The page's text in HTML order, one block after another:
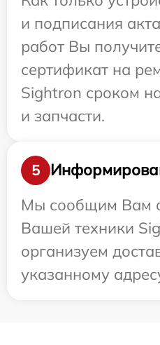
и подписания
работ Вы
сертификат на
Sightron сроком
и запчасти.
5
Мы сообщим Вам
Вашей техники
организуем
указанному